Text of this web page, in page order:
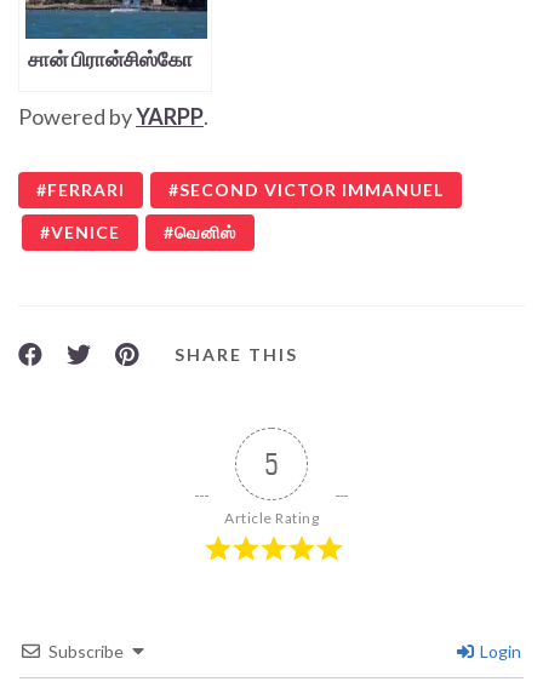
சான் பிரான்சிஸ்கோ
Powered byYARPP.
FERRARI SECOND VICTOR IMMANUEL
VENICE வெனிஸ்
SHARE THIS
5
Article Rating
Subscribe Login